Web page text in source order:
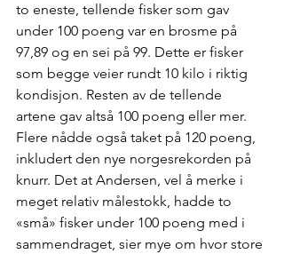
to eneste, tellende fisker som gav
under 100 poeng var en brosme på
97,89 og en sei på 99. Dette er fisker
som begge veier rundt 10 kilo i riktig
kondisjon. Resten av de tellende
artene gav altså 100 poeng eller mer.
Flere nådde også taket på 120 poeng,
inkludert den nye norgesrekorden på
knurr. Det at Andersen, vel å merke i
meget relativ målestokk, hadde to
«små» fisker under 100 poeng med i
sammendraget, sier mye om hvor store